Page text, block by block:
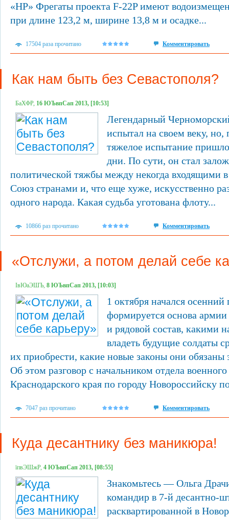
«НР» Фрегаты проекта F-22P имеют
при длине 123,2 м, ширине 13,8 м и осадке...
17504 раза прочитано Комментировать
Как нам быть без Севастополя?
БаХФР, 16 ЮЪвпСап 2013, [10:53]
Легендарный
испытал на своем веку,
тяжелое испытание
дни. По сути, он стал
политической тяжбы между некогда входящими
Союз странами и, что еще хуже, искусственно
одного народа. Какая судьба уготована флоту...
10866 раз прочитано Комментировать
«Отслужи, а потом делай себе
ІвЮаЭШЪ, 8 ЮЪвпСап 2013, [10:03]
1 октября начался
формируется основа
и рядовой состав, какими
владеть будущие солдаты
их приобрести, какие новые законы они обязаны
Об этом разговор с начальником отдела
Краснодарского края по городу Новороссийску
7047 раз прочитано Комментировать
Куда десантнику без маникюра!
їпвЭШжР, 4 ЮЪвпСап 2013, [08:55]
Знакомьтесь — Ольга
командир в 7-й десантно-
расквартированной в